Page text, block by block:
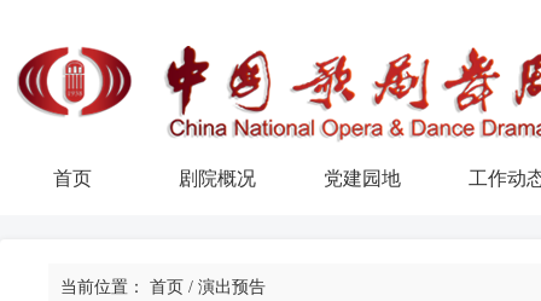
首页 剧院概况 党建园地 工作动
当前位置： 首页 / 演出预告